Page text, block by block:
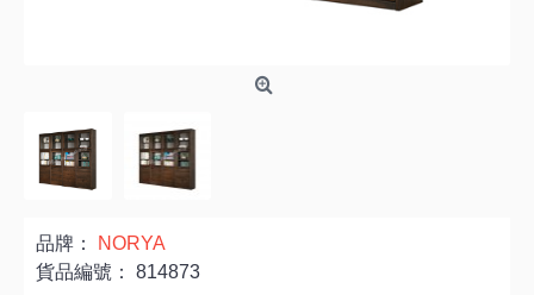
品牌：
NORYA
貨品編號： 814873